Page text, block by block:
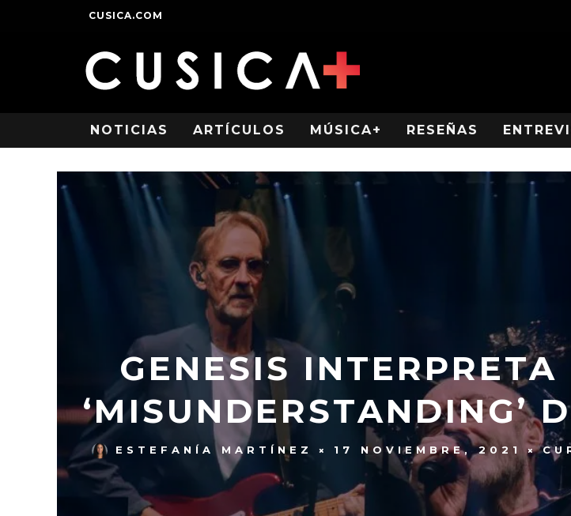
CUSICA.COM
NOTICIAS ARTÍCULOS MÚSICA+ RESEÑAS
GENESIS
‘MISUNDERSTANDING’
ESTEFANÍA MARTÍNEZ 17 NOVIEMBRE, 2021